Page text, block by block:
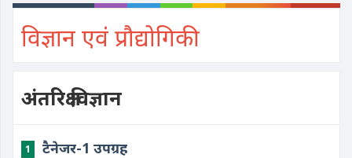
विज्ञान एवं प्रौद्योगिकी
अंतरिक्ष विज्ञान
1 ​टैनेजर-1 उपग्रह